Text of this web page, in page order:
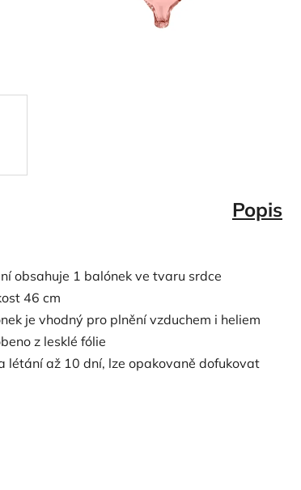
Popis
obsahuje 1 balónek ve tvaru srdce
46 cm
je vhodný pro plnění vzduchem i heliem
z lesklé fólie
létání až 10 dní, lze opakovaně dofukovat